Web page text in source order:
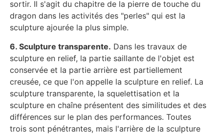
sortir. Il s'agit du chapitre de la pierre de touche du
dragon dans les activités des "perles" qui est la
sculpture ajourée la plus simple.
6. Sculpture transparente. Dans les travaux de
sculpture en relief, la partie saillante de l'objet est
conservée et la partie arrière est partiellement
creusée, ce que l'on appelle la sculpture en relief. La
sculpture transparente, la squelettisation et la
sculpture en chaîne présentent des similitudes et des
différences sur le plan des performances. Toutes
trois sont pénétrantes, mais l'arrière de la sculpture